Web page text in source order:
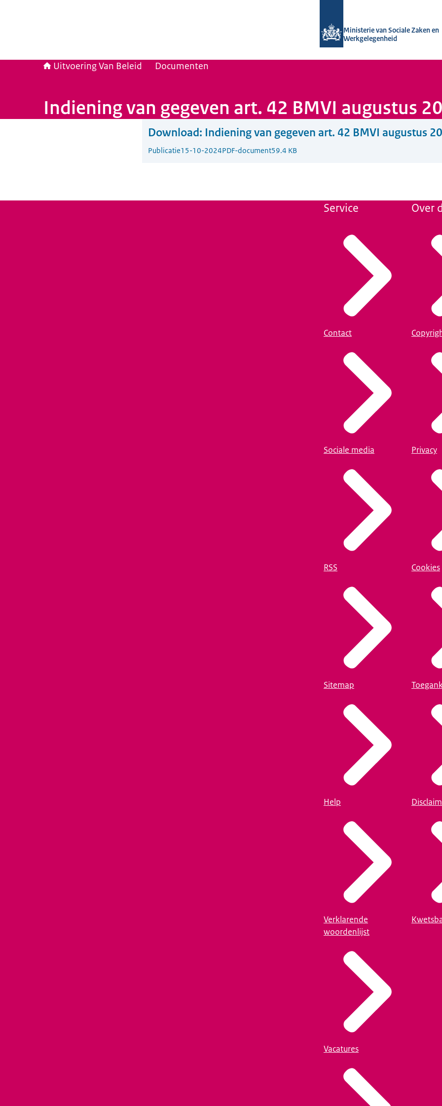
Ministerie van Sociale Zaken en
Werkgelegenheid
Uitvoering Van Beleid Documenten
Indiening van gegeven art. 42 BMVI augustus
Download: Indiening van gegeven art. 42 BMVI augustus
Publicatie15-10-2024PDF-document59.4 KB
Service
Contact
Sociale media
RSS
Sitemap
Help
Verklarende
woordenlijst
Vacatures
Over
Privacy
Cookies